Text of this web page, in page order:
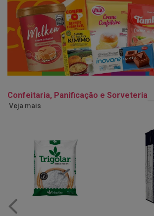
Confeitaria, Panificação e Sorveteria
Veja mais